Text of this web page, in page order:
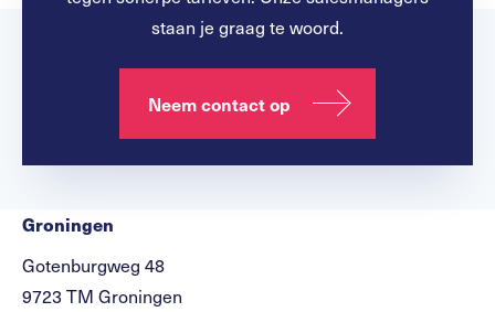
staan je graag te woord.
Neem contact op
Groningen
Gotenburgweg 48
9723 TM Groningen